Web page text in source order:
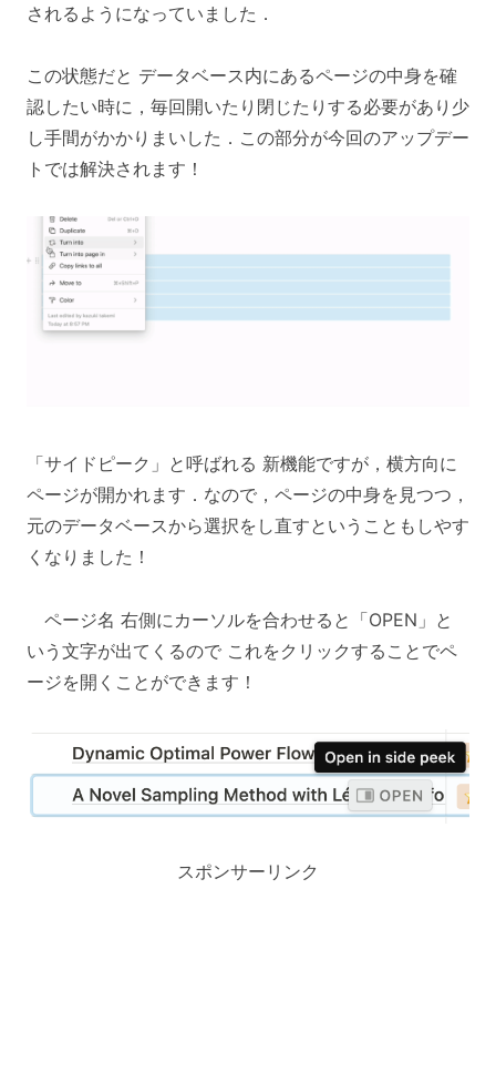
されるようになっていました．
この状態だと データベース内にあるページの中身を確
認したい時に，毎回開いたり閉じたりする必要があり少
し手間がかかりまいした．この部分が今回のアップデー
トでは解決されます！
「サイドピーク」と呼ばれる 新機能ですが，横方向に
ページが開かれます．なので，ページの中身を見つつ，
元のデータベースから選択をし直すということもしやす
くなりました！
ページ名 右側にカーソルを合わせると「OPEN」と
いう文字が出てくるので これをクリックすることでペ
ージを開くことができます！
スポンサーリンク